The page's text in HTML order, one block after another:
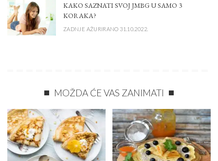
KAKO SAZNATI SVOJ JMBG U SAMO 3
KORAKA?
ZADNJE AŽURIRANO 31.10.2022.
MOŽDA ĆE VAS ZANIMATI